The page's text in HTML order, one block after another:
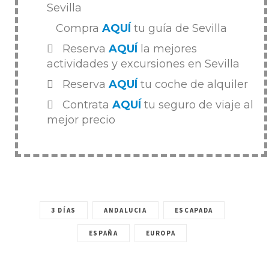
Sevilla
Compra AQUÍ tu guía de Sevilla
Reserva AQUÍ la mejores
actividades y excursiones en Sevilla
Reserva AQUÍ tu coche de alquiler
Contrata AQUÍ tu seguro de viaje al
mejor precio
3 DÍAS ANDALUCIA ESCAPADA
ESPAÑA EUROPA